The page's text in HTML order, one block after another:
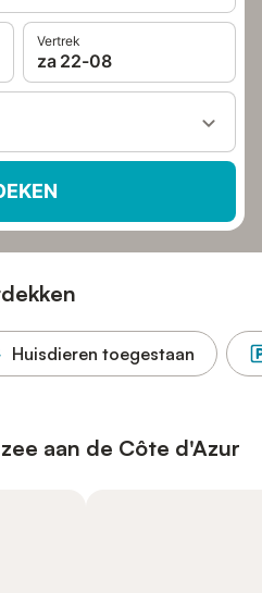
Vertrek
za 22-08
Huisdieren toegestaan
aan de Côte d'Azur